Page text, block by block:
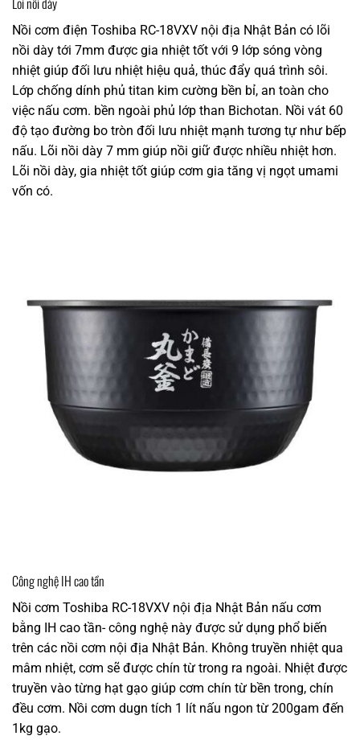
Nồi cơm điện Toshiba RC-18VXV nội địa Nhật Bản có lõi
nồi dày tới 7mm được gia nhiệt tốt với 9 lớp sóng vòng
nhiệt giúp đối lưu nhiệt hiệu quả, thúc đẩy quá trình sôi.
Lớp chống dính phủ titan kim cường bền bỉ, an toàn cho
việc nấu cơm. bền ngoài phủ lớp than Bichotan. Nồi vát 60
độ tạo đường bo tròn đối lưu nhiệt mạnh tương tự như bếp
nấu. Lõi nồi dày 7 mm giúp nồi giữ được nhiều nhiệt hơn.
Lõi nồi dày, gia nhiệt tốt giúp cơm gia tăng vị ngọt umami
vốn có.
Công nghệ IH cao tần
Nồi cơm Toshiba RC-18VXV nội địa Nhật Bản nấu cơm
bằng IH cao tần- công nghệ này được sử dụng phổ biến
trên các nồi cơm nội địa Nhật Bản. Không truyền nhiệt qua
mâm nhiệt, cơm sẽ được chín từ trong ra ngoài. Nhiệt được
truyền vào từng hạt gạo giúp cơm chín từ bền trong, chín
đều cơm. Nồi cơm dugn tích 1 lít nấu ngon từ 200gam đến
1kg gạo.